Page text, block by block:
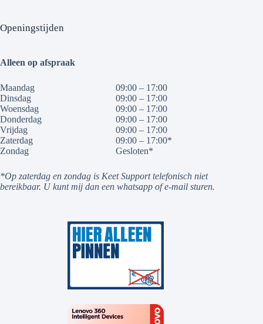
Openingstijden
Alleen op afspraak
Maandag
Dinsdag
Woensdag
Donderdag
Vrijdag
Zaterdag
Zondag
09:00 – 17:00
09:00 – 17:00
09:00 – 17:00
09:00 – 17:00
09:00 – 17:00
09:00 – 17:00*
Gesloten*
*Op zaterdag en zondag is Keet Support telefonisch niet
bereikbaar. U kunt mij dan een whatsapp of e-mail sturen.